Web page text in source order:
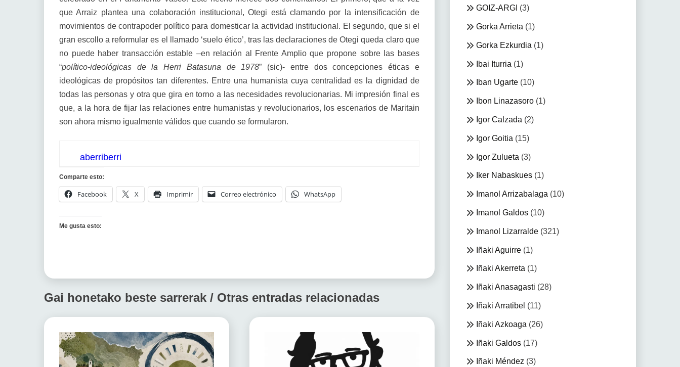
que Arraiz plantea una colaboración institucional, Otegi está clamando por la intensificación de
movimientos de contrapoder político para domesticar la actividad institucional. El segundo, que si el
gran escollo a reformular es el llamado ‘suelo ético’, tras las declaraciones de Otegi queda claro que
no puede haber transacción estable –en relación al Frente Amplio que propone sobre las bases
“político-ideológicas de la Herri Batasuna de 1978” (sic)- entre dos concepciones éticas e
ideológicas de propósitos tan diferentes. Entre una humanista cuya centralidad es la dignidad de
todas las personas y otra que gira en torno a las necesidades revolucionarias. Mi impresión final es
que, a la hora de fijar las relaciones entre humanistas y revolucionarios, los escenarios de Maritain
son ahora mismo igualmente válidos que cuando se formularon.
aberriberri
Comparte esto:
Facebook X Imprimir Correo electrónico WhatsApp
Me gusta esto:
Gai honetako beste sarrerak / Otras entradas relacionadas
GOIZ-ARGI (3)
Gorka Arrieta (1)
Gorka Ezkurdia (1)
Ibai Iturria (1)
Iban Ugarte(10)
Ibon Linazasoro(1)
Igor Calzada (2)
Igor Goitia (15)
Igor Zulueta (3)
Iker Nabaskues(1)
Imanol Arrizabalaga (10)
Imanol Galdos(10)
Imanol Lizarralde(321)
Iñaki Aguirre(1)
Iñaki Akerreta(1)
Iñaki Anasagasti (28)
Iñaki Arratibel (11)
Iñaki Azkoaga (26)
Iñaki Galdos(17)
Iñaki Méndez(3)